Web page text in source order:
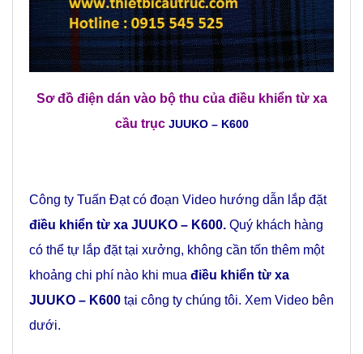
Sơ đồ điện dán vào bộ thu của điều khiển từ xa
cầu trục JUUKO – K600
Công ty Tuấn Đạt có đoạn Video hướng dẫn lắp đặt
điều khiển từ xa JUUKO – K600. Quý khách hàng
có thể tự lắp đặt tại xưởng, không cần tốn thêm một
khoảng chi phí nào khi mua điều khiển từ xa
JUUKO – K600 tại công ty chúng tôi. Xem Video bên
dưới.